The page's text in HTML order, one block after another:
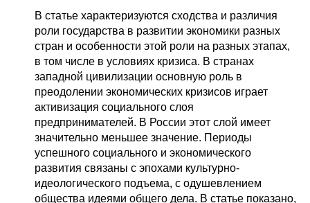
Научные труды
О журнале
Выпуски
Информация для авторов
Общие требования
В статье характеризуются сходства и различия
роли государства в развитии экономики разных
стран и особенности этой роли на разных этапах,
в том числе в условиях кризиса. В странах
западной цивилизации основную роль в
преодолении экономических кризисов играет
активизация социального слоя
предпринимателей. В России этот слой имеет
значительно меньшее значение. Периоды
успешного социального и экономического
развития связаны с эпохами культурно-
идеологического подъема, с одушевлением
общества идеями общего дела. В статье показано,